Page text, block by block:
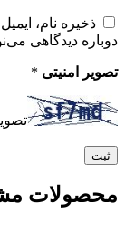
ذخیره نام،
دوباره دیدگاهی
تصویر امنیتی *
محصولات